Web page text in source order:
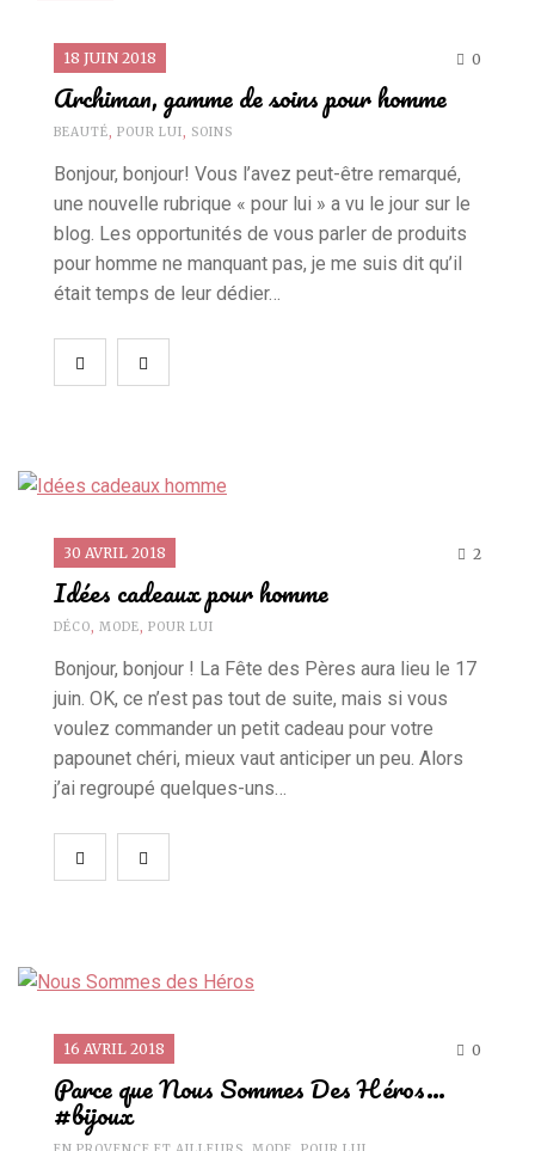
18 JUIN 2018 0
Archiman, gamme de soins pour homme
BEAUTÉ, POUR LUI, SOINS
Bonjour, bonjour! Vous l’avez peut-être remarqué,
une nouvelle rubrique « pour lui » a vu le jour sur le
blog. Les opportunités de vous parler de produits
pour homme ne manquant pas, je me suis dit qu’il
était temps de leur dédier…
30 AVRIL 2018 2
Idées cadeaux pour homme
DÉCO, MODE, POUR LUI
Bonjour, bonjour ! La Fête des Pères aura lieu le 17
juin. OK, ce n’est pas tout de suite, mais si vous
voulez commander un petit cadeau pour votre
papounet chéri, mieux vaut anticiper un peu. Alors
j’ai regroupé quelques-uns…
16 AVRIL 2018 0
Parce que Nous Sommes Des Héros…
#bijoux